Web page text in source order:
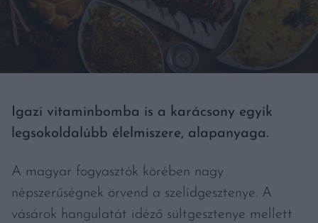
Igazi vitaminbomba is a karácsony egyik
legsokoldalúbb élelmiszere, alapanyaga.
A magyar fogyasztók körében nagy
népszerűségnek örvend a szelídgesztenye. A
vásárok hangulatát idéző sültgesztenye mellett